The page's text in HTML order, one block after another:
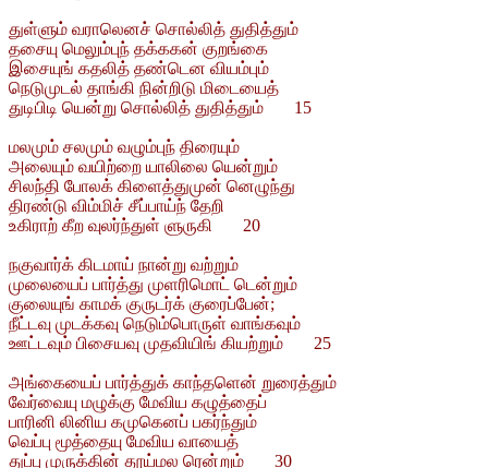
துள்ளும் வராலெனச் சொல்லித் துதித்தும்
தசையு மெலும்புந் தக்ககன் குறங்கை
இசையுங் கதலித் தண்டென வியம்பும்
நெடுமுடல் தாங்கி நின்றிடு மிடையைத்
துடிபிடி யென்று சொல்லித் துதித்தும் 15
மலமும் சலமும் வழும்புந் திரையும்
அலையும் வயிற்றை யாலிலை யென்றும்
சிலந்தி போலக் கிளைத்துமுன் னெழுந்து
திரண்டு விம்மிச் சீப்பாய்ந் தேறி
உகிராற் கீற வுலர்ந்துள் ளுருகி 20
நகுவார்க் கிடமாய் நான்று வற்றும்
முலையைப் பார்த்து முளரிமொட் டென்றும்
குலையுங் காமக் குருடர்க் குரைப்பேன்;
நீட்டவு முடக்கவு நெடும்பொருள் வாங்கவும்
ஊட்டவும் பிசையவு முதவியிங் கியற்றும் 25
அங்கையைப் பார்த்துக் காந்தளென் றுரைத்தும்
வேர்வையு மழுக்கு மேவிய கழுத்தைப்
பாரினி லினிய கமுகெனப் பகர்ந்தும்
வெப்பு மூத்தையு மேவிய வாயைத்
துப்பு முருக்கின் தூய்மல ரென்றும் 30